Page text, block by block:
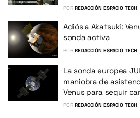
POR REDACCIÓN ESPACIO TECH
Adiós a Akatsuki:
sonda activa
POR REDACCIÓN ESPACIO TECH
La sonda europea
maniobra de
Venus para seguir
POR REDACCIÓN ESPACIO TECH